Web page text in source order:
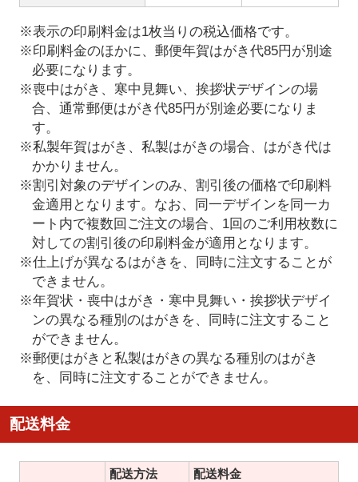
※表示の印刷料金は1枚当りの税込価格です。
※印刷料金のほかに、郵便年賀はがき代85円が別途
必要になります。
※喪中はがき、寒中見舞い、挨拶状デザインの場
合、通常郵便はがき代85円が別途必要になりま
す。
※私製年賀はがき、私製はがきの場合、はがき代は
かかりません。
※割引対象のデザインのみ、割引後の価格で印刷料
金適用となります。なお、同一デザインを同一カ
ート内で複数回ご注文の場合、1回のご利用枚数に
対しての割引後の印刷料金が適用となります。
※仕上げが異なるはがきを、同時に注文することが
できません。
※年賀状・喪中はがき・寒中見舞い・挨拶状デザイ
ンの異なる種別のはがきを、同時に注文すること
ができません。
※郵便はがきと私製はがきの異なる種別のはがき
を、同時に注文することができません。
配送料金
配送方法 配送料金